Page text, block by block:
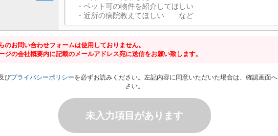
のお問い合わせフォームは使用しておりません。
ジの会社概要内に記載のメールアドレス宛に送信をお願い致します。
びプライバシーポリシーを必ずお読みください。左記内容に同意いただいた場合は、確認画面
さい。
未入力項目があります